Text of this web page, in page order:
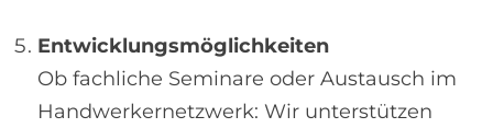
Entwicklungsmöglichkeiten
Ob fachliche Seminare oder Austausch im
Handwerkernetzwerk: Wir unterstützen